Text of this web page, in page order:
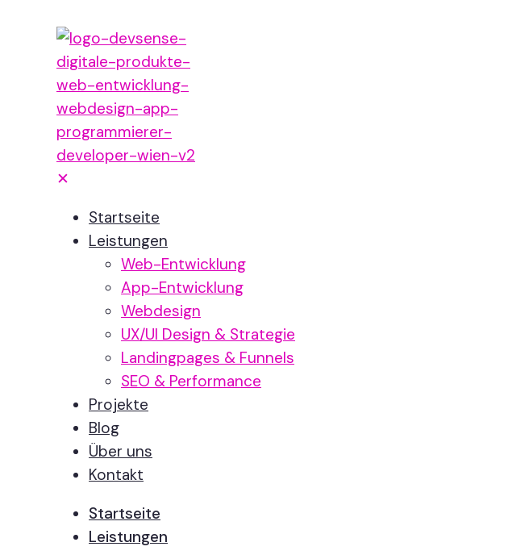
✕
Startseite
Leistungen
Web-Entwicklung
App-Entwicklung
Webdesign
UX/UI Design & Strategie
Landingpages & Funnels
SEO & Performance
Projekte
Blog
Über uns
Kontakt
Startseite
Leistungen